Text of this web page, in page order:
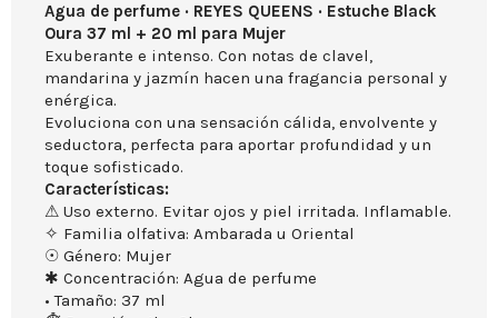
Agua de perfume · REYES QUEENS · Estuche Black
Oura 37 ml + 20 ml para Mujer
Exuberante e intenso. Con notas de clavel,
mandarina y jazmín hacen una fragancia personal y
enérgica.
Evoluciona con una sensación cálida, envolvente y
seductora, perfecta para aportar profundidad y un
toque sofisticado.
Características:
⚠ Uso externo. Evitar ojos y piel irritada. Inflamable.
✧ Familia olfativa: Ambarada u Oriental
☉ Género: Mujer
✱ Concentración: Agua de perfume
• Tamaño: 37 ml